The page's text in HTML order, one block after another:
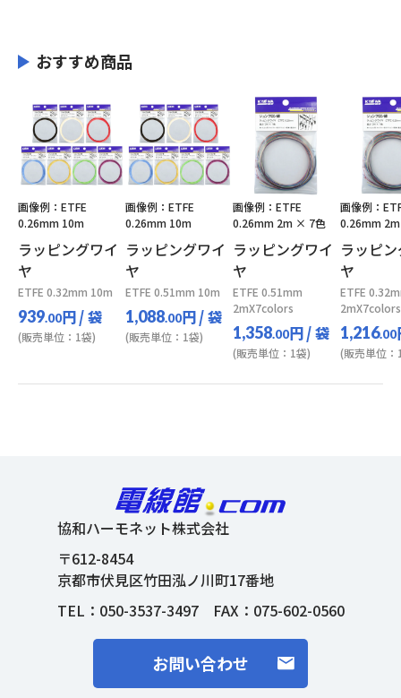
おすすめ商品
画像例：ETFE
0.26mm 10m
ラッピングワイ
ヤ
ETFE 0.32mm 10m
939.00円/ 袋
(販売単位：1袋)
画像例：ETFE
0.26mm 10m
ラッピングワイ
ヤ
ETFE 0.51mm 10m
1,088.00円/ 袋
(販売単位：1袋)
画像例：ETFE
0.26mm 2m × 7色
ラッピングワイ
ヤ
ETFE 0.51mm
2mX7colors
1,358.00円/ 袋
(販売単位：1袋)
画像例：
0.26mm
ラッピ
ヤ
ETFE
2mX7colors
1,216.00
(販売単位：
協和ハーモネット株式会社
〒612-8454
京都市伏見区竹田泓ノ川町17番地
TEL： 050-3537-3497FAX：075-602-0560
お問い合わせ